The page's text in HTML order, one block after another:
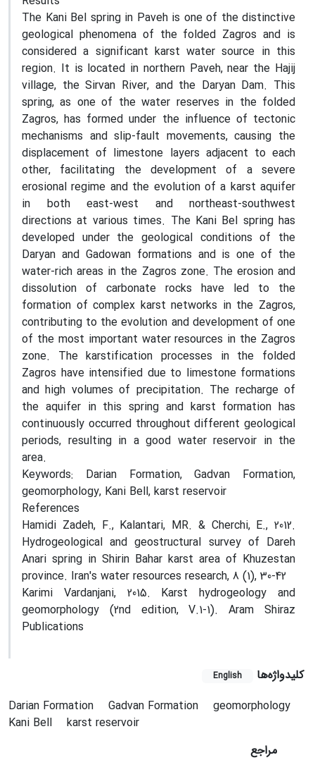
The Kani Bel spring in Paveh is one of the distinctive
geological phenomena of the folded Zagros and is
considered a significant karst water source in this
region. It is located in northern Paveh, near the Hajij
village, the Sirvan River, and the Daryan Dam. This
spring, as one of the water reserves in the folded
Zagros, has formed under the influence of tectonic
mechanisms and slip-fault movements, causing the
displacement of limestone layers adjacent to each
other, facilitating the development of a severe
erosional regime and the evolution of a karst aquifer
in both east-west and northeast-southwest
directions at various times. The Kani Bel spring has
developed under the geological conditions of the
Daryan and Gadowan formations and is one of the
water-rich areas in the Zagros zone. The erosion and
dissolution of carbonate rocks have led to the
formation of complex karst networks in the Zagros,
contributing to the evolution and development of one
of the most important water resources in the Zagros
zone. The karstification processes in the folded
Zagros have intensified due to limestone formations
and high volumes of precipitation. The recharge of
the aquifer in this spring and karst formation has
continuously occurred throughout different geological
periods, resulting in a good water reservoir in the
area.
Keywords: Darian Formation, Gadvan Formation,
geomorphology, Kani Bell, karst reservoir
References
Hamidi Zadeh, F., Kalantari, MR. & Cherchi, E., 2012.
Hydrogeological and geostructural survey of Dareh
Anari spring in Shirin Bahar karst area of Khuzestan
province. Iran's water resources research, 8 (1), 30-42
Karimi Vardanjani, 2015. Karst hydrogeology and
geomorphology (2nd edition, V.1-1). Aram Shiraz
Publications
کلیدواژه‌ها English
Darian Formation Gadvan Formation
geomorphology
Kani Bell
karst reservoir
مراجع